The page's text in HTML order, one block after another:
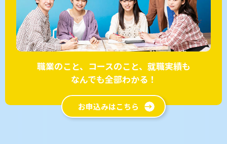
職業のこと、コースのこと、就職実績も
なんでも全部わかる！
お申込みはこちら